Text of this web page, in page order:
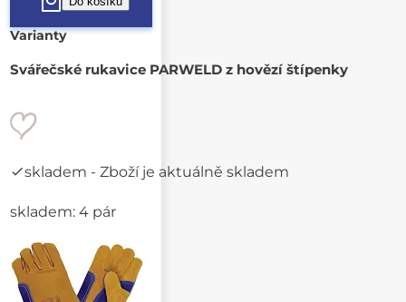
Varianty
Svářečské rukavice PARWELD z hovězí štípenky
skladem - Zboží je aktuálně skladem
skladem: 4 pár